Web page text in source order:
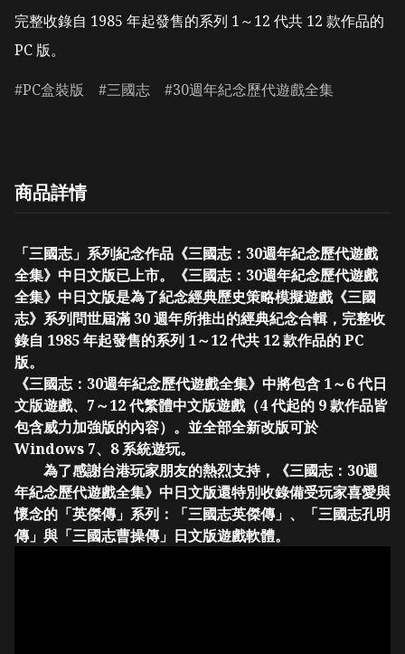
完整收錄自 1985 年起發售的系列 1～12 代共 12 款作品的
PC 版。
PC盒裝版
三國志 30週年紀念歷代遊戲全集
商品詳情
「三國志」系列紀念作品《三國志：30週年紀念歷代遊戲
全集》中日文版已上市。《三國志：30週年紀念歷代遊戲
全集》中日文版是為了紀念經典歷史策略模擬遊戲《三國
志》系列問世屆滿 30 週年所推出的經典紀念合輯，完整收
錄自 1985 年起發售的系列 1～12 代共 12 款作品的 PC
版。
《三國志：30週年紀念歷代遊戲全集》中將包含 1～6 代日
文版遊戲、7～12 代繁體中文版遊戲（4 代起的 9 款作品皆
包含威力加強版的內容）。並全部全新改版可於
Windows 7、8 系統遊玩。
為了感謝台港玩家朋友的熱烈支持，《三國志：30週
年紀念歷代遊戲全集》中日文版還特別收錄備受玩家喜愛與
懷念的「英傑傳」系列：「三國志英傑傳」、「三國志孔明
傳」與「三國志曹操傳」日文版遊戲軟體。